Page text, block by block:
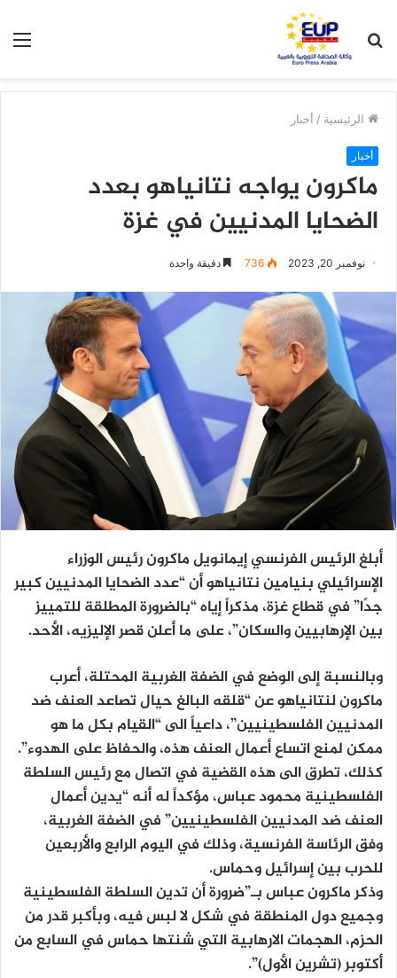
عن
الرئيسية / أخبار
أخبار
ماكرون يواجه نتانياهو بعدد
الضحايا المدنيين في غزة
نوفمبر 20, 2023 736 دقيقة واحدة
أبلغ الرئيس الفرنسي إيمانويل ماكرون رئيس الوزراء
الإسرائيلي بنيامين نتانياهو أن “عدد الضحايا المدنيين كبير
جدًا” في قطاع غزة، مذكراً إياه “بالضرورة المطلقة للتمييز
بين الإرهابيين والسكان”، على ما أعلن قصر الإليزيه، الأحد.
وبالنسبة إلى الوضع في الضفة الغربية المحتلة، أعرب
ماكرون لنتانياهو عن “قلقه البالغ حيال تصاعد العنف ضد
المدنيين الفلسطينيين”، داعياً الى “القيام بكل ما هو
ممكن لمنع اتساع أعمال العنف هذه، والحفاظ على الهدوء”.
كذلك، تطرق الى هذه القضية في اتصال مع رئيس السلطة
الفلسطينية محمود عباس، مؤكداً له أنه “يدين أعمال
العنف ضد المدنيين الفلسطينيين” في الضفة الغربية،
وفق الرئاسة الفرنسية، وذلك في اليوم الرابع والأربعين
للحرب بين إسرائيل وحماس.
وذكر ماكرون عباس بـ”ضرورة أن تدين السلطة الفلسطينية
وجميع دول المنطقة في شكل لا لبس فيه، وبأكبر قدر من
الحزم، الهجمات الارهابية التي شنتها حماس في السابع من
أكتوبر (تشرين الأول)”.